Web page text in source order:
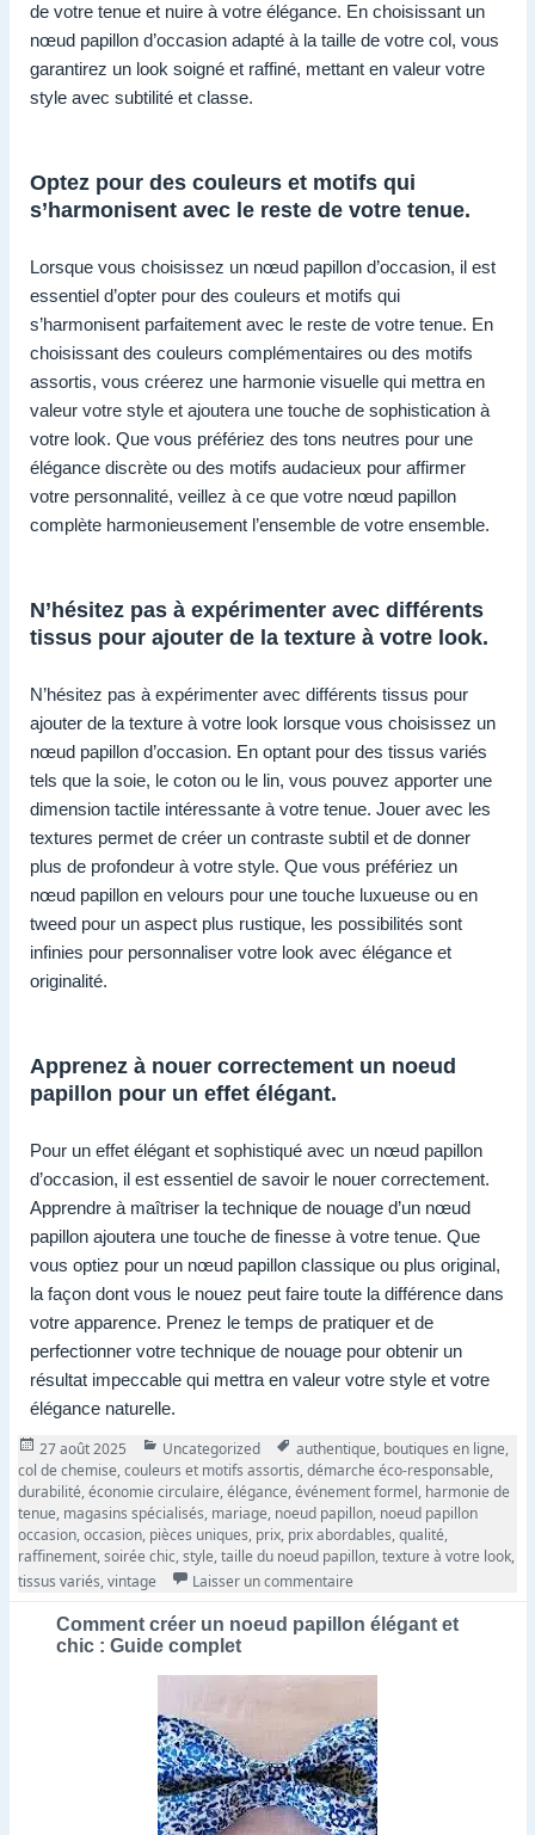
de votre tenue et nuire à votre élégance. En choisissant un
nœud papillon d’occasion adapté à la taille de votre col, vous
garantirez un look soigné et raffiné, mettant en valeur votre
style avec subtilité et classe.
Optez pour des couleurs et motifs qui
s’harmonisent avec le reste de votre tenue.
Lorsque vous choisissez un nœud papillon d’occasion, il est
essentiel d’opter pour des couleurs et motifs qui
s’harmonisent parfaitement avec le reste de votre tenue. En
choisissant des couleurs complémentaires ou des motifs
assortis, vous créerez une harmonie visuelle qui mettra en
valeur votre style et ajoutera une touche de sophistication à
votre look. Que vous préfériez des tons neutres pour une
élégance discrète ou des motifs audacieux pour affirmer
votre personnalité, veillez à ce que votre nœud papillon
complète harmonieusement l’ensemble de votre ensemble.
N’hésitez pas à expérimenter avec différents
tissus pour ajouter de la texture à votre look.
N’hésitez pas à expérimenter avec différents tissus pour
ajouter de la texture à votre look lorsque vous choisissez un
nœud papillon d’occasion. En optant pour des tissus variés
tels que la soie, le coton ou le lin, vous pouvez apporter une
dimension tactile intéressante à votre tenue. Jouer avec les
textures permet de créer un contraste subtil et de donner
plus de profondeur à votre style. Que vous préfériez un
nœud papillon en velours pour une touche luxueuse ou en
tweed pour un aspect plus rustique, les possibilités sont
infinies pour personnaliser votre look avec élégance et
originalité.
Apprenez à nouer correctement un noeud
papillon pour un effet élégant.
Pour un effet élégant et sophistiqué avec un nœud papillon
d’occasion, il est essentiel de savoir le nouer correctement.
Apprendre à maîtriser la technique de nouage d’un nœud
papillon ajoutera une touche de finesse à votre tenue. Que
vous optiez pour un nœud papillon classique ou plus original,
la façon dont vous le nouez peut faire toute la différence dans
votre apparence. Prenez le temps de pratiquer et de
perfectionner votre technique de nouage pour obtenir un
résultat impeccable qui mettra en valeur votre style et votre
élégance naturelle.
Publié
le
27 août 2025 Catégories
Uncategorized Tags
authentique, boutiques en ligne,
col de chemise,couleurs et motifs assortis,démarche éco-responsable,
durabilité,économie circulaire,élégance,événement formel, harmonie de
tenue, magasins spécialisés, mariage, noeud papillon, noeud papillon
occasion,occasion, pièces uniques, prix, prix abordables,qualité,
raffinement,soirée chic,style,taille du noeud papillon,texture à votre look,
tissus variés,vintage Laisser un commentaire
Comment créer un noeud papillon élégant et
chic : Guide complet